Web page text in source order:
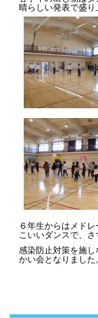
晴らしい発表で盛り
６年生からはメド
こいいダンスで、
感染防止対策を施
かい会となりました